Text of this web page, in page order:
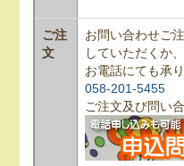
ご注
文
お問い合わせご
していただくか、
お電話にても承り
058-201-5455
ご注文及び問い